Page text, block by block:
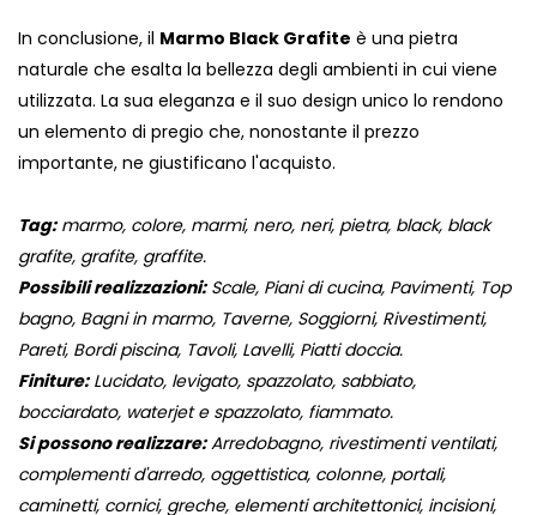
In conclusione, il Marmo Black Grafite è una pietra
naturale che esalta la bellezza degli ambienti in cui viene
utilizzata. La sua eleganza e il suo design unico lo rendono
un elemento di pregio che, nonostante il prezzo
importante, ne giustificano l'acquisto.
Tag:marmo, colore, marmi, nero, neri, pietra, black, black
grafite, grafite, graffite.
Possibili realizzazioni:Scale, Piani di cucina, Pavimenti, Top
bagno, Bagni in marmo, Taverne, Soggiorni, Rivestimenti,
Pareti, Bordi piscina, Tavoli, Lavelli, Piatti doccia.
Finiture:Lucidato, levigato, spazzolato, sabbiato,
bocciardato, waterjet e spazzolato, fiammato.
Si possono realizzare:Arredobagno, rivestimenti ventilati,
complementi d'arredo, oggettistica, colonne, portali,
caminetti, cornici, greche, elementi architettonici, incisioni,